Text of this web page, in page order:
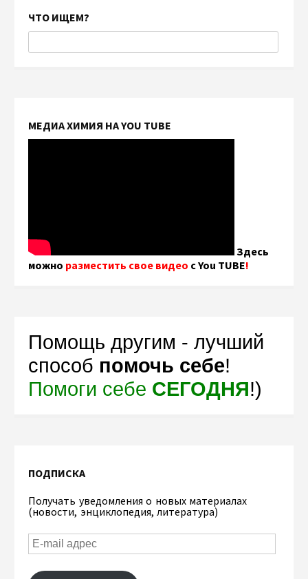
ЧТО ИЩЕМ?
МЕДИА ХИМИЯ НА YOU TUBE
Здесь
можно разместить свое видео с You TUBE!
Помощь другим - лучший
способ помочь себе!
Помоги себе СЕГОДНЯ!)
ПОДПИСКА
Получать уведомления о новых материалах
(новости, энциклопедия, литература)